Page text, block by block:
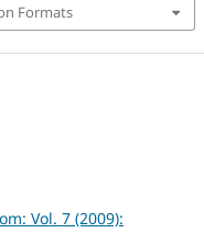
Formats
Vol. 7 (2009):